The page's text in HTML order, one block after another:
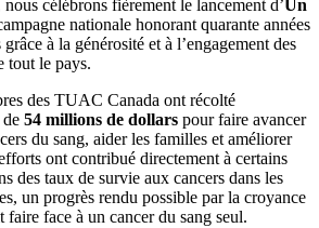
nous célébrons fièrement le lancement d’Un
nationale honorant quarante années
à la générosité et à l’engagement des
tout le pays.
des TUAC Canada ont récolté
54 millions de dollars pour faire avancer
du sang, aider les familles et améliorer
ont contribué directement à certains
des taux de survie aux cancers dans les
un progrès rendu possible par la croyance
faire face à un cancer du sang seul.